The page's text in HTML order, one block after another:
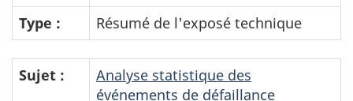
Type :
Résumé de l'exposé technique
Sujet :
Analyse statistique des
événements de défaillance